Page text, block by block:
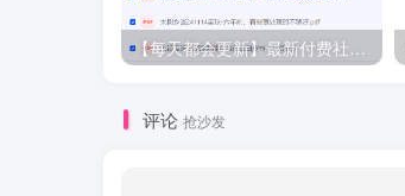
【每天都会更新】最新付费社群公众号文章
评论 抢沙发